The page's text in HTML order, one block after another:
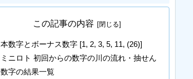
この記事の内容
本数字とボーナス数字 [1, 2, 3, 5, 11, (26)]
ミニロト 初回からの数字の川の流れ・抽せん
数字の結果一覧